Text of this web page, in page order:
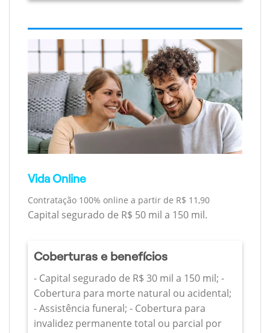
Vida Online
Contratação 100% online a partir de R$ 11,90
Capital segurado de R$ 50 mil a 150 mil.
Coberturas e benefícios
- Capital segurado de R$ 30 mil a 150 mil; -
Cobertura para morte natural ou acidental;
- Assistência funeral; - Cobertura para
invalidez permanente total ou parcial por